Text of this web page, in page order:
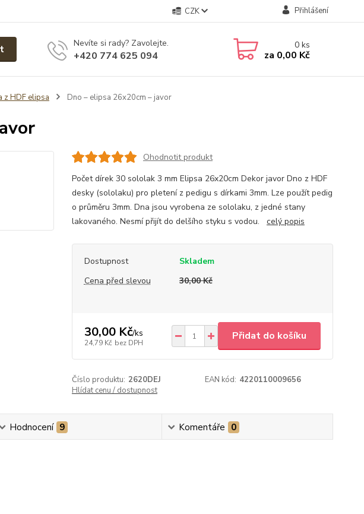
CZK Přihlášení
Nevíte si rady? Zavolejte.
+420 774 625 094
0ks
za 0,00 Kč
z HDF elipsa Dno – elipsa 26x20cm – javor
Ohodnotit produkt
Počet dírek 30 sololak 3 mm Elipsa 26x20cm Dekor javor Dno z HDF
desky (sololaku) pro pletení z pedigu s dírkami 3mm. Lze použít pedig
o průměru 3mm. Dna jsou vyrobena ze sololaku, z jedné stany
lakovaného. Nesmí přijít do delšího styku s vodou. celý popis
Dostupnost
Skladem
Cena před slevou
30,00 Kč
30,00 Kč/ks
24,79 Kč bez DPH
Přidat do košíku
Číslo produktu: 2620DEJ EAN kód: 4220110009656
Hlídat cenu / dostupnost
Hodnocení 9 Komentáře 0